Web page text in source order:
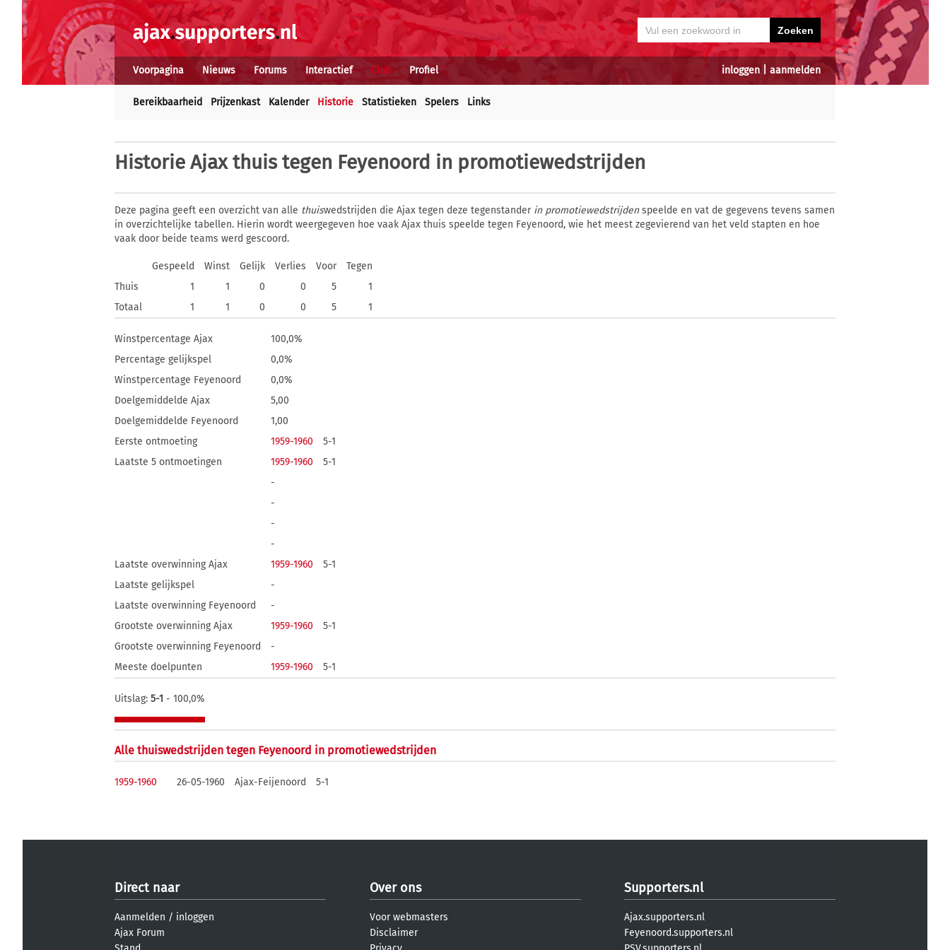
inloggen aanmelden
Voorpagina Nieuws Forums Interactief Club Profiel
Bereikbaarheid Prijzenkast Kalender Historie Statistieken Spelers Links
Historie Ajax thuis tegen Feyenoord in promotiewedstrijden
Deze pagina geeft een overzicht van alle thuiswedstrijden die Ajax tegen deze tegenstander in promotiewedstrijdenspeelde en vat de gegevens tevens samen
in overzichtelijke tabellen. Hierin wordt weergegeven hoe vaak Ajax thuis speelde tegen Feyenoord, wie het meest zegevierend van het veld stapten en hoe
vaak door beide teams werd gescoord.
Gespeeld Winst Gelijk Verlies Voor
Tegen
Thuis
1 1 0 0 5
1
Totaal
1 1 0 0 5 1
Winstpercentage Ajax
100,0%
Percentage gelijkspel
0,0%
Winstpercentage Feyenoord
0,0%
Doelgemiddelde Ajax
5,00
Doelgemiddelde Feyenoord
1,00
Eerste ontmoeting
1959-1960
5-1
Laatste 5 ontmoetingen
1959-1960
5-1
-
-
-
-
Laatste overwinning Ajax
1959-1960
5-1
Laatste gelijkspel
-
Laatste overwinning Feyenoord
-
Grootste overwinning Ajax
1959-1960
5-1
Grootste overwinning Feyenoord
-
Meeste doelpunten
1959-1960 5-1
Uitslag: 5-1 - 100,0%
Alle thuiswedstrijden tegen Feyenoord in promotiewedstrijden
1959-1960 26-05-1960 Ajax-Feijenoord 5-1
Direct naar
Aanmelden / inloggen
Ajax Forum
Over ons
Voor webmasters
Disclaimer
Supporters.nl
Ajax.supporters.nl
Feyenoord.supporters.nl